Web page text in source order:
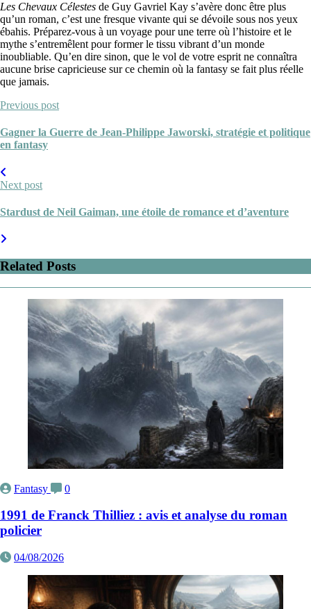
Les Chevaux Célestes de Guy Gavriel Kay s’avère donc être plus
qu’un roman, c’est une fresque vivante qui se dévoile sous nos yeux
ébahis. Préparez-vous à un voyage pour une terre où l’histoire et le
mythe s’entremêlent pour former le tissu vibrant d’un monde
inoubliable. Qu’en dire sinon, que le vol de votre esprit ne connaîtra
aucune brise capricieuse sur ce chemin où la fantasy se fait plus réelle
que jamais.
Previous post
Gagner la Guerre de Jean-Philippe Jaworski, stratégie et politique
en fantasy
Next post
Stardust de Neil Gaiman, une étoile de romance et d’aventure
Related Posts
Fantasy 0
1991 de Franck Thilliez : avis et analyse du roman
policier
04/08/2026